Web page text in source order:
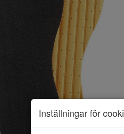
Inställningar för